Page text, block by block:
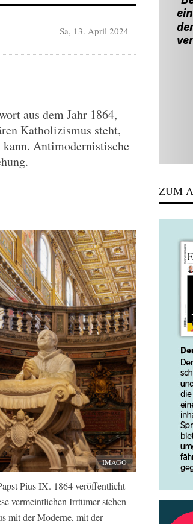
Sa, 13. April 2024
aus dem Jahr 1864,
Katholizismus steht,
kann. Antimodernistische
IMAGO
Pius IX. 1864 veröffentlicht
vermeintlichen Irrtümer stehen
mit der Moderne, mit der
ZUM